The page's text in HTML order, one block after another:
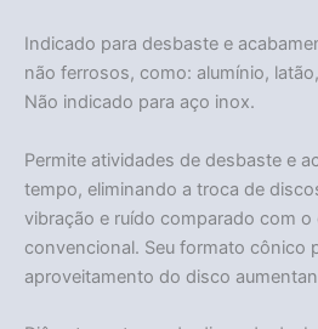
Indicado para desbaste e
não ferrosos, como: alumínio,
Não indicado para aço inox.
Permite atividades de desbaste e
tempo, eliminando a troca de
vibração e ruído comparado com
convencional. Seu formato cônico
aproveitamento do disco